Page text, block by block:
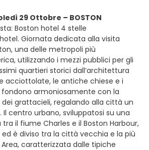
29 Ottobre – BOSTON
Boston hotel 4 stelle
Giornata dedicata alla visita
una delle metropoli più
utilizzando i mezzi pubblici per gli
quartieri storici dall’architettura
acciottolate, le antiche chiese e i
armoniosamente con la
grattacieli, regalando alla città un
centro urbano, sviluppatosi su una
il fiume Charles e il Boston Harbour,
è diviso tra la città vecchia e la più
caratterizzata dalle tipiche